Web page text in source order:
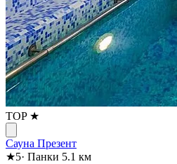
TOP ★
Сауна Презент
★5· Панки 5.1 км